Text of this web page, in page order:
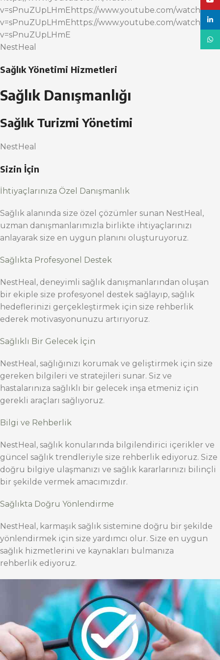
v=sPnuZUpLHmEhttps://www.youtube.com/watch?
v=sPnuZUpLHmEhttps://www.youtube.com/watch?
v=sPnuZUpLHmE
NestHeal
Sağlık Yönetimi Hizmetleri
Sağlık Danışmanlığı
Sağlık Turizmi Yönetimi
NestHeal
Sizin İçin
İhtiyaçlarınıza Özel Danışmanlık
Sağlık alanında size özel çözümler sunan NestHeal,
uzman danışmanlarımızla birlikte ihtiyaçlarınızı
anlayarak size en uygun planını oluşturuyoruz.
Sağlıkta Profesyonel Destek
NestHeal, deneyimli sağlık danışmanlarından oluşan
bir ekiple size profesyonel destek sağlayıp, sağlık
hedeflerinizi gerçekleştirmek için size rehberlik
ederek motivasyonunuzu artırıyoruz.
Sağlıklı Bir Gelecek İçin
NestHeal, sağlığınızı korumak ve geliştirmek için size
gereken bilgileri ve stratejileri sunar. Siz ve
hastalarınıza sağlıklı bir gelecek inşa etmeniz için
gerekli araçları sağlıyoruz.
Bilgi ve Rehberlik
NestHeal, sağlık konularında bilgilendirici içerikler ve
güncel sağlık trendleriyle size rehberlik ediyoruz. Size
doğru bilgiye ulaşmanızı ve sağlık kararlarınızı bilinçli
bir şekilde vermek amacımızdır.
Sağlıkta Doğru Yönlendirme
NestHeal, karmaşık sağlık sistemine doğru bir şekilde
yönlendirmek için size yardımcı olur. Size en uygun
sağlık hizmetlerini ve kaynakları bulmanıza
rehberlik ediyoruz.